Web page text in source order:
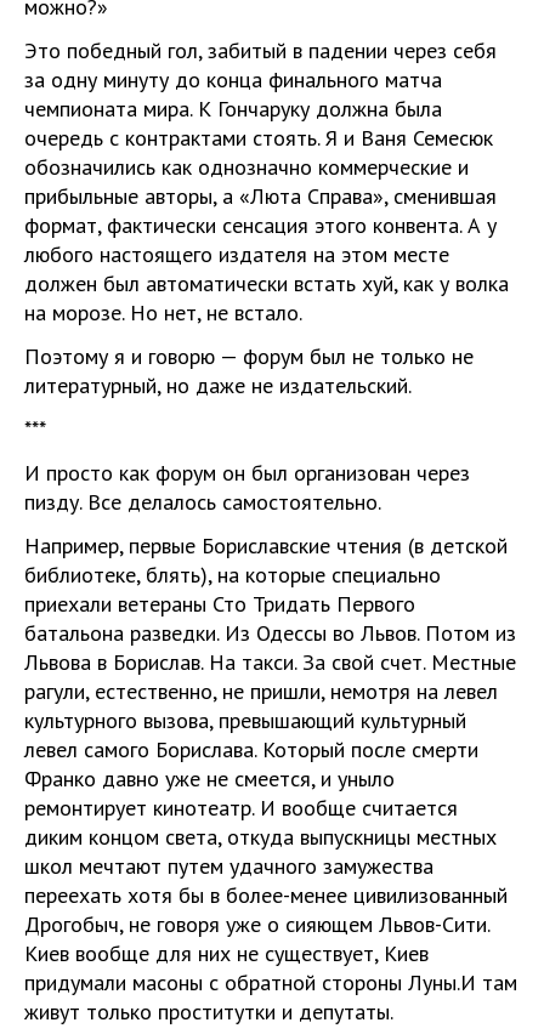
можно?»
Это победный гол, забитый в падении через себя
за одну минуту до конца финального матча
чемпионата мира. К Гончаруку должна была
очередь с контрактами стоять. Я и Ваня Семесюк
обозначились как однозначно коммерческие и
прибыльные авторы, а «Люта Справа», сменившая
формат, фактически сенсация этого конвента. А у
любого настоящего издателя на этом месте
должен был автоматически встать хуй, как у волка
на морозе. Но нет, не встало.
Поэтому я и говорю — форум был не только не
литературный, но даже не издательский.
***
И просто как форум он был организован через
пизду. Все делалось самостоятельно.
Например, первые Бориславские чтения (в детской
библиотеке, блять), на которые специально
приехали ветераны Сто Тридать Первого
батальона разведки. Из Одессы во Львов. Потом из
Львова в Борислав. На такси. За свой счет. Местные
рагули, естественно, не пришли, немотря на левел
культурного вызова, превышающий культурный
левел самого Борислава. Который после смерти
Франко давно уже не смеется, и уныло
ремонтирует кинотеатр. И вообще считается
диким концом света, откуда выпускницы местных
школ мечтают путем удачного замужества
переехать хотя бы в более-менее цивилизованный
Дрогобыч, не говоря уже о сияющем Львов-Сити.
Киев вообще для них не существует, Киев
придумали масоны с обратной стороны Луны.И там
живут только проститутки и депутаты.